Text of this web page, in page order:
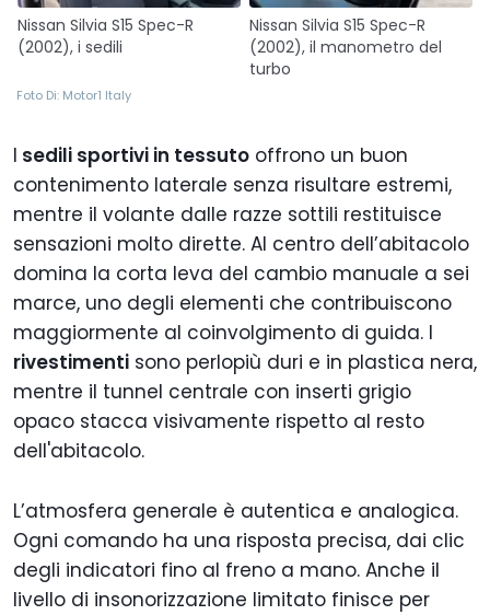
Nissan Silvia S15 Spec-R
(2002), i sedili
Nissan Silvia S15 Spec-R
(2002), il manometro del
turbo
Foto Di: Motor1 Italy
I sedili sportivi in tessuto offrono un buon
contenimento laterale senza risultare estremi,
mentre il volante dalle razze sottili restituisce
sensazioni molto dirette. Al centro dell’abitacolo
domina la corta leva del cambio manuale a sei
marce, uno degli elementi che contribuiscono
maggiormente al coinvolgimento di guida. I
rivestimenti sono perlopiù duri e in plastica nera,
mentre il tunnel centrale con inserti grigio
opaco stacca visivamente rispetto al resto
dell'abitacolo.
L’atmosfera generale è autentica e analogica.
Ogni comando ha una risposta precisa, dai clic
degli indicatori fino al freno a mano. Anche il
livello di insonorizzazione limitato finisce per